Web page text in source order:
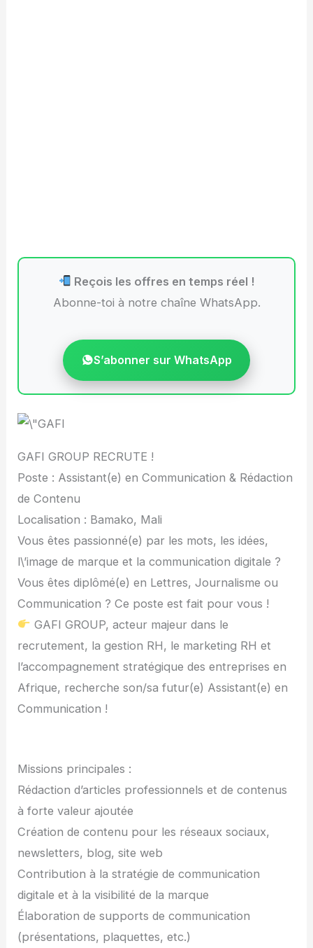
Reçois les offres en temps réel !
Abonne-toi à notre chaîne WhatsApp.
S’abonner sur WhatsApp
GAFI GROUP RECRUTE !
Poste : Assistant(e) en Communication & Rédaction
de Contenu
Localisation : Bamako, Mali
Vous êtes passionné(e) par les mots, les idées,
l\’image de marque et la communication digitale ?
Vous êtes diplômé(e) en Lettres, Journalisme ou
Communication ? Ce poste est fait pour vous !
GAFI GROUP, acteur majeur dans le
recrutement, la gestion RH, le marketing RH et
l’accompagnement stratégique des entreprises en
Afrique, recherche son/sa futur(e) Assistant(e) en
Communication !
Missions principales :
Rédaction d’articles professionnels et de contenus
à forte valeur ajoutée
Création de contenu pour les réseaux sociaux,
newsletters, blog, site web
Contribution à la stratégie de communication
digitale et à la visibilité de la marque
Élaboration de supports de communication
(présentations, plaquettes, etc.)